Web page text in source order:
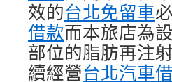
效的台北免留車
借款而本旅店為
部位的脂肪再注
續經營台北汽車